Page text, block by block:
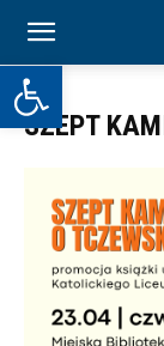
Otwórz pasek narzędzi
SZEPT